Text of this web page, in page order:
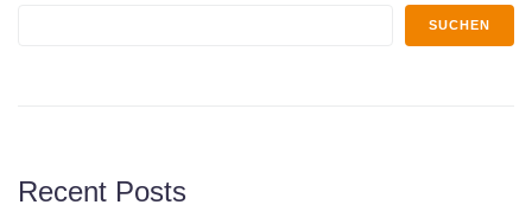
SUCHEN
Recent Posts